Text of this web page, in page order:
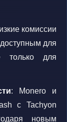
комиссии
для
только для
: Monero и
с Tachyon
новым